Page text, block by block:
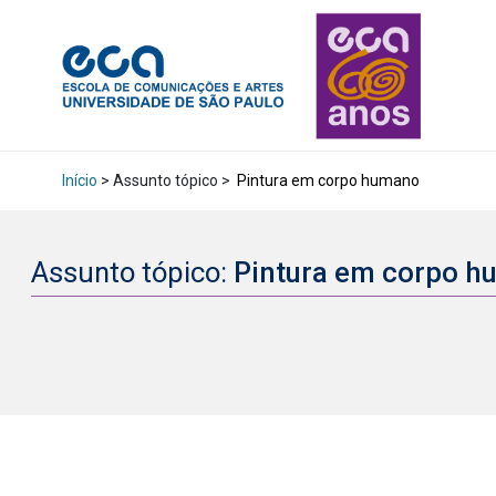
Início > Assunto tópico > Pintura em corpo humano
Assunto tópico: Pintura em corpo